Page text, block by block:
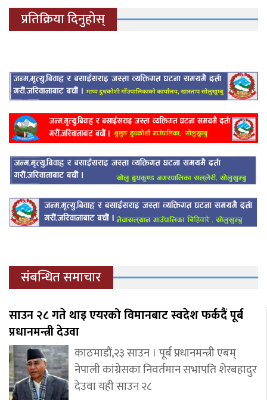
प्रतिक्रिया दिनुहोस्
संबन्धित समाचार
साउन २८ गते थाइ एयरको विमानबाट स्वदेश फर्कदैं पूर्ब
प्रधानमन्त्री देउवा
काठमाडौं,२३ साउन । पूर्ब प्रधानमन्त्री एबम्
नेपाली कांग्रेसका निवर्तमान सभापति शेरबहादुर
देउवा यही साउन २८